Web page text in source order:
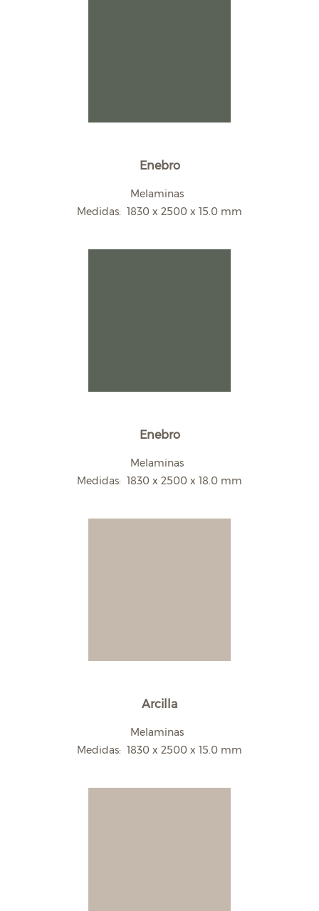
Enebro
Melaminas
Medidas: 1830 x 2500 x 15.0 mm
Enebro
Melaminas
Medidas: 1830 x 2500 x 18.0 mm
Arcilla
Melaminas
Medidas: 1830 x 2500 x 15.0 mm